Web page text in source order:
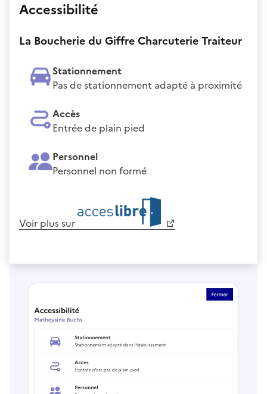
Accessibilité
La Boucherie du Giffre Charcuterie Traiteur
Stationnement
Pas de stationnement adapté à proximité
Accès
Entrée de plain pied
Personnel
Personnel non formé
Voir plus sur